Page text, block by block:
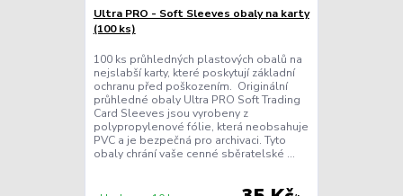
Ultra PRO - Soft Sleeves obaly na karty
(100 ks)
100 ks průhledných plastových obalů na
nejslabší karty, které poskytují základní
ochranu před poškozením. Originální
průhledné obaly Ultra PRO Soft Trading
Card Sleeves jsou vyrobeny z
polypropylenové fólie, která neobsahuje
PVC a je bezpečná pro archivaci. Tyto
obaly chrání vaše cenné sběratelské ...